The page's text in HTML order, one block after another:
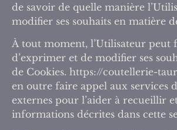
de savoir de quelle manière
modifier ses souhaits en matière
À tout moment, l’Utilisateur peut
d’exprimer et de modifier ses
de Cookies. https://coutellerie-
en outre faire appel aux services
externes pour l’aider à recueillir
informations décrites dans cette